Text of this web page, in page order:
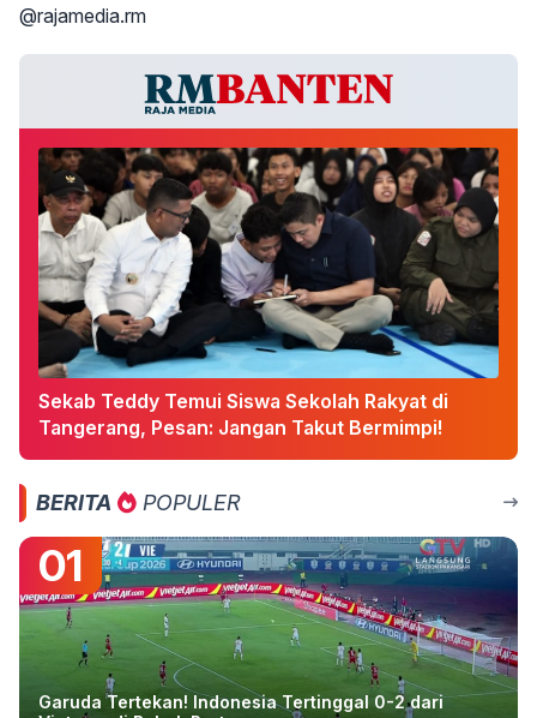
@rajamedia.rm
Sekab Teddy Temui Siswa Sekolah Rakyat di
Tangerang, Pesan: Jangan Takut Bermimpi!
BERITA POPULER
01
Garuda Tertekan! Indonesia Tertinggal 0-2 dari